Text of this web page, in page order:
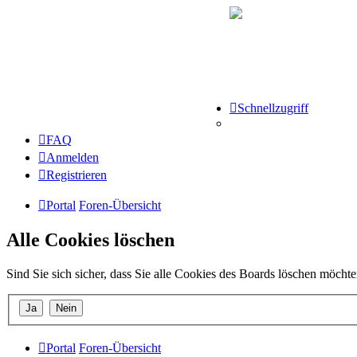
Schnellzugriff
FAQ
Anmelden
Registrieren
Portal Foren-Übersicht
Alle Cookies löschen
Sind Sie sich sicher, dass Sie alle Cookies des Boards löschen
Portal Foren-Übersicht